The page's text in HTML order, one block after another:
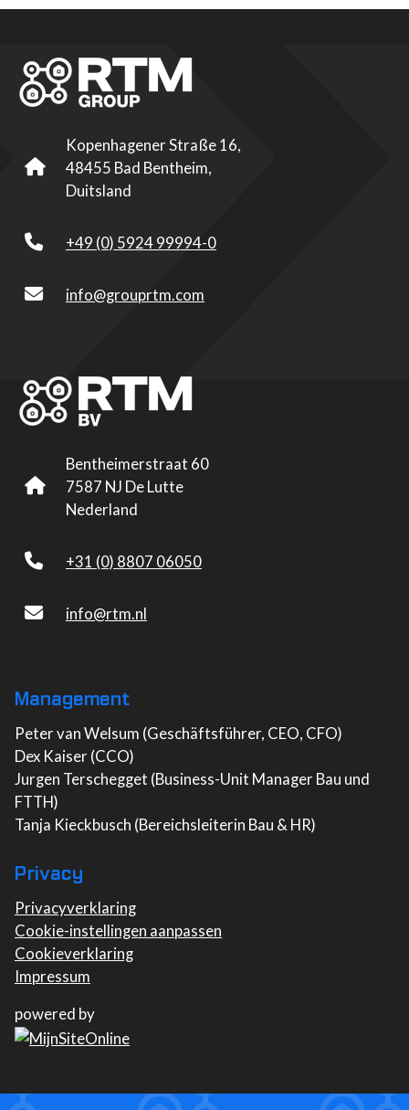
Kopenhagener Straße 16,
48455 Bad Bentheim,
Duitsland
+49 (0) 5924 99994-0
info@grouprtm.com
Bentheimerstraat 60
7587 NJ De Lutte
Nederland
+31 (0) 8807 06050
info@rtm.nl
Management
Peter van Welsum (Geschäftsführer, CEO, CFO)
Dex Kaiser (CCO)
Jurgen Terschegget (Business-Unit Manager Bau und
FTTH)
Tanja Kieckbusch (Bereichsleiterin Bau & HR)
Privacy
Privacyverklaring
Cookie-instellingen aanpassen
Cookieverklaring
Impressum
powered by